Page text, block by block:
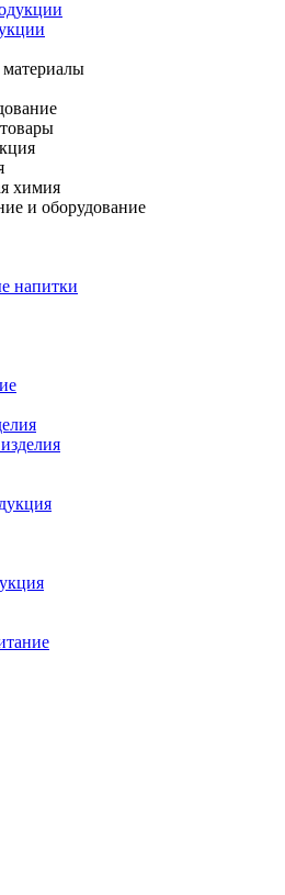
химия
и оборудование
напитки